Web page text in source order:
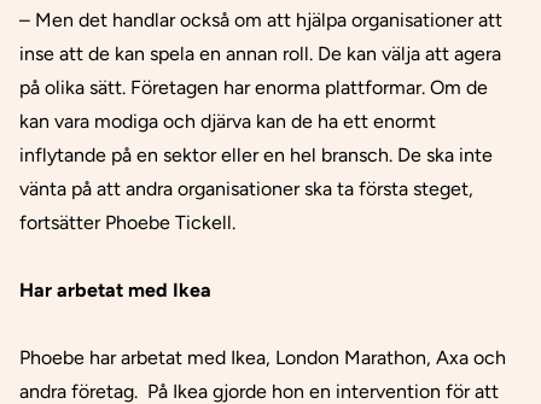
– Men det handlar också om att hjälpa organisationer att
inse att de kan spela en annan roll. De kan välja att agera
på olika sätt. Företagen har enorma plattformar. Om de
kan vara modiga och djärva kan de ha ett enormt
inflytande på en sektor eller en hel bransch. De ska inte
vänta på att andra organisationer ska ta första steget,
fortsätter Phoebe Tickell.
Har arbetat med Ikea
Phoebe har arbetat med Ikea, London Marathon, Axa och
andra företag. På Ikea gjorde hon en intervention för att